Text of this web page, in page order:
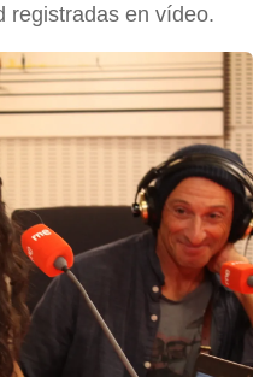
registradas en vídeo.